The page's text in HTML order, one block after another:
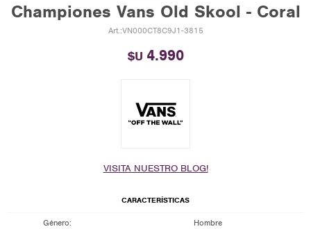
Championes Vans Old Skool - Coral
VN000CT8C9J1-3815
$U 4.990
VISITA NUESTRO BLOG!
CARACTERÍSTICAS
Género Hombre